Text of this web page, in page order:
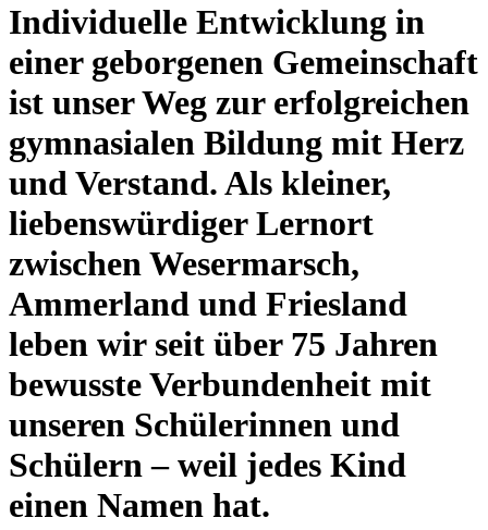
Individuelle Entwicklung in
einer geborgenen Gemeinschaft
ist unser Weg zur erfolgreichen
gymnasialen Bildung mit Herz
und Verstand. Als kleiner,
liebenswürdiger Lernort
zwischen Wesermarsch,
Ammerland und Friesland
leben wir seit über 75 Jahren
bewusste Verbundenheit mit
unseren Schülerinnen und
Schülern – weil jedes Kind
einen Namen hat.